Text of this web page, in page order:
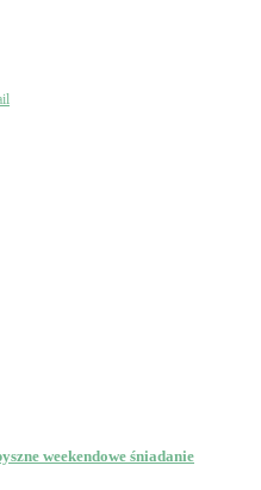
weekendowe śniadanie